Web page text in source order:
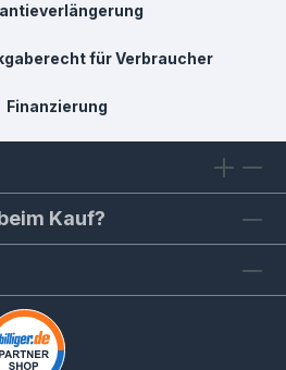
für Verbraucher
Finanzierung
Kauf?